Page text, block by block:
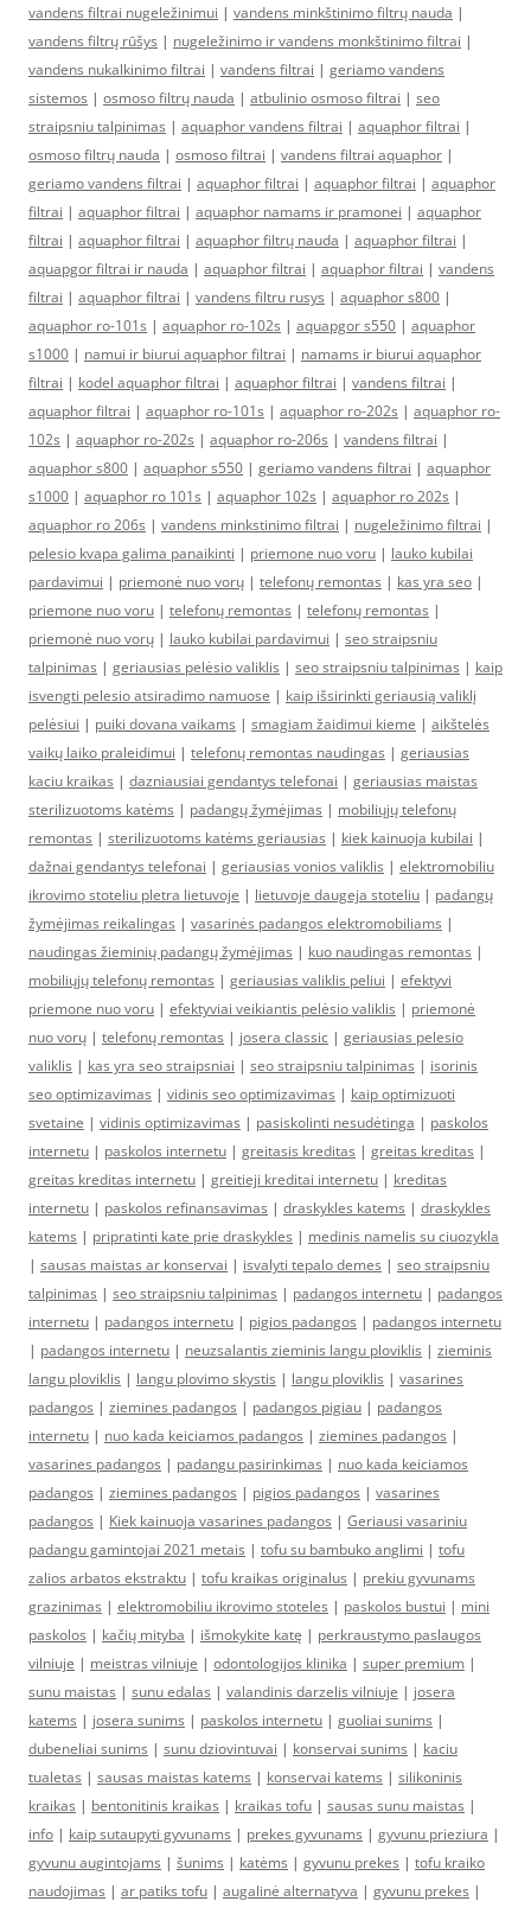
vandens filtrai nugeležinimui | vandens minkštinimo filtrų nauda |
vandens filtrų rūšys | nugeležinimo ir vandens monkštinimo filtrai |
vandens nukalkinimo filtrai | vandens filtrai | geriamo vandens
sistemos | osmoso filtrų nauda | atbulinio osmoso filtrai | seo
straipsniu talpinimas | aquaphor vandens filtrai | aquaphor filtrai |
osmoso filtrų nauda | osmoso filtrai | vandens filtrai aquaphor |
geriamo vandens filtrai | aquaphor filtrai | aquaphor filtrai | aquaphor
filtrai | aquaphor filtrai | aquaphor namams ir pramonei | aquaphor
filtrai | aquaphor filtrai | aquaphor filtrų nauda | aquaphor filtrai |
aquapgor filtrai ir nauda | aquaphor filtrai | aquaphor filtrai | vandens
filtrai | aquaphor filtrai | vandens filtru rusys | aquaphor s800 |
aquaphor ro-101s | aquaphor ro-102s | aquapgor s550 | aquaphor
s1000 | namui ir biurui aquaphor filtrai | namams ir biurui aquaphor
filtrai | kodel aquaphor filtrai | aquaphor filtrai | vandens filtrai |
aquaphor filtrai | aquaphor ro-101s | aquaphor ro-202s | aquaphor ro-
102s | aquaphor ro-202s | aquaphor ro-206s | vandens filtrai |
aquaphor s800 | aquaphor s550 | geriamo vandens filtrai | aquaphor
s1000 | aquaphor ro 101s | aquaphor 102s | aquaphor ro 202s |
aquaphor ro 206s | vandens minkstinimo filtrai | nugeležinimo filtrai |
pelesio kvapa galima panaikinti | priemone nuo voru | lauko kubilai
pardavimui | priemonė nuo vorų | telefonų remontas | kas yra seo |
priemone nuo voru | telefonų remontas | telefonų remontas |
priemonė nuo vorų | lauko kubilai pardavimui | seo straipsniu
talpinimas | geriausias pelėsio valiklis | seo straipsniu talpinimas | kaip
isvengti pelesio atsiradimo namuose | kaip išsirinkti geriausią valiklį
pelėsiui | puiki dovana vaikams | smagiam žaidimui kieme | aikštelės
vaikų laiko praleidimui | telefonų remontas naudingas | geriausias
kaciu kraikas | dazniausiai gendantys telefonai | geriausias maistas
sterilizuotoms katėms | padangų žymėjimas | mobiliųjų telefonų
remontas | sterilizuotoms katėms geriausias | kiek kainuoja kubilai |
dažnai gendantys telefonai | geriausias vonios valiklis | elektromobiliu
ikrovimo stoteliu pletra lietuvoje | lietuvoje daugeja stoteliu | padangų
žymėjimas reikalingas | vasarinės padangos elektromobiliams |
naudingas žieminių padangų žymėjimas | kuo naudingas remontas |
mobiliųjų telefonų remontas | geriausias valiklis peliui | efektyvi
priemone nuo voru | efektyviai veikiantis pelėsio valiklis | priemonė
nuo vorų | telefonų remontas | josera classic | geriausias pelesio
valiklis | kas yra seo straipsniai | seo straipsniu talpinimas | isorinis
seo optimizavimas | vidinis seo optimizavimas | kaip optimizuoti
svetaine | vidinis optimizavimas | pasiskolinti nesudėtinga | paskolos
internetu | paskolos internetu | greitasis kreditas | greitas kreditas |
greitas kreditas internetu | greitieji kreditai internetu | kreditas
internetu | paskolos refinansavimas | draskykles katems | draskykles
katems | pripratinti kate prie draskykles | medinis namelis su ciuozykla
| sausas maistas ar konservai | isvalyti tepalo demes | seo straipsniu
talpinimas | seo straipsniu talpinimas | padangos internetu | padangos
internetu | padangos internetu | pigios padangos | padangos internetu
| padangos internetu | neuzsalantis zieminis langu ploviklis | zieminis
langu ploviklis | langu plovimo skystis | langu ploviklis | vasarines
padangos | ziemines padangos | padangos pigiau | padangos
internetu | nuo kada keiciamos padangos | ziemines padangos |
vasarines padangos | padangu pasirinkimas | nuo kada keiciamos
padangos | ziemines padangos | pigios padangos | vasarines
padangos | Kiek kainuoja vasarines padangos | Geriausi vasariniu
padangu gamintojai 2021 metais | tofu su bambuko anglimi | tofu
zalios arbatos ekstraktu | tofu kraikas originalus | prekiu gyvunams
grazinimas | elektromobiliu ikrovimo stoteles | paskolos bustui | mini
paskolos | kačių mityba | išmokykite katę | perkraustymo paslaugos
vilniuje | meistras vilniuje | odontologijos klinika | super premium |
sunu maistas | sunu edalas | valandinis darzelis vilniuje | josera
katems | josera sunims | paskolos internetu | guoliai sunims |
dubeneliai sunims | sunu dziovintuvai | konservai sunims | kaciu
tualetas | sausas maistas katems | konservai katems | silikoninis
kraikas | bentonitinis kraikas | kraikas tofu | sausas sunu maistas |
info | kaip sutaupyti gyvunams | prekes gyvunams | gyvunu prieziura |
gyvunu augintojams | šunims | katėms | gyvunu prekes | tofu kraiko
naudojimas | ar patiks tofu | augalinė alternatyva | gyvunu prekes |